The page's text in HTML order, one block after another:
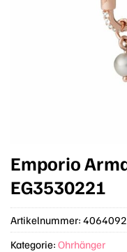
Emporio
EG3530221
Artikelnummer:
Kategorie: Ohrhänger